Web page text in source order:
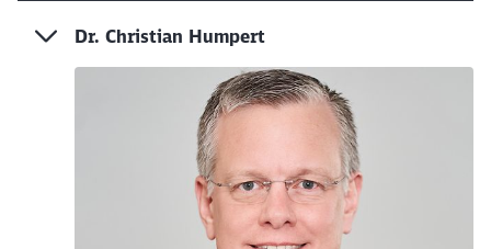
Dr. Christian Humpert